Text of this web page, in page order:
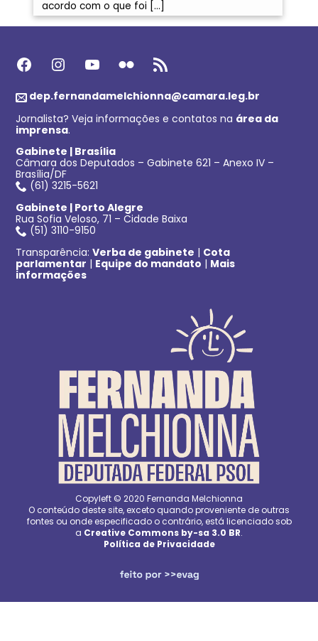
acordo com o que foi […]
Facebook Instagram Youtube Flickr Feed RSS
dep.fernandamelchionna@camara.leg.br
Jornalista? Veja informações e contatos na área da
imprensa.
Gabinete | Brasília
Câmara dos Deputados – Gabinete 621 – Anexo IV –
Brasília/DF
(61) 3215-5621
Gabinete | Porto Alegre
Rua Sofia Veloso, 71 – Cidade Baixa
(51) 3110-9150
Transparência:Verba de gabinete | Cota
parlamentar | Equipe do mandato | Mais
informações
Copyleft © 2020 Fernanda Melchionna
O conteúdo deste site, exceto quando proveniente de outras
fontes ou onde especificado o contrário, está licenciado sob
a Creative Commons by-sa 3.0 BR.
Política de Privacidade